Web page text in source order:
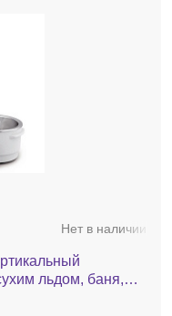
Нет в наличии
льдом, баня,